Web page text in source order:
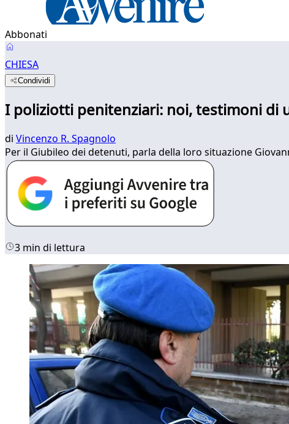
Abbonati
CHIESA
Condividi
I poliziotti penitenziari: noi, testimoni di
di Vincenzo R. Spagnolo
Per il Giubileo dei detenuti, parla della loro situazione
3 min di lettura